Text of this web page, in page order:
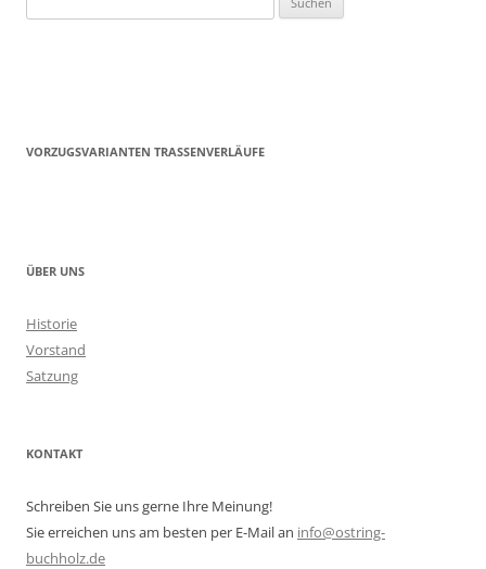
nach:
VORZUGSVARIANTEN TRASSENVERLÄUFE
ÜBER UNS
Historie
Vorstand
Satzung
KONTAKT
Schreiben Sie uns gerne Ihre Meinung!
Sie erreichen uns am besten per E-Mail an info@ostring-
buchholz.de